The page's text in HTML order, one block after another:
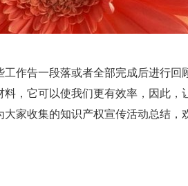
作告一段落或者全部完成后进行回
，它可以使我们更有效率，因此，
家收集的知识产权宣传活动总结，